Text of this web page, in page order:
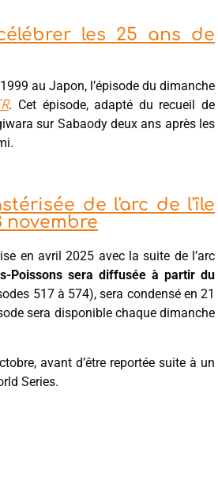
les 25 ans de
au Japon, l’épisode du dimanche
. Cet épisode, adapté du recueil de
sur Sabaody deux ans après les
de l'arc de l'île
novembre
en avril 2025 avec la suite de l’arc
Poissons sera diffusée à partir du
517 à 574), sera condensé en 21
sera disponible chaque dimanche
avant d’être reportée suite à un
Series.